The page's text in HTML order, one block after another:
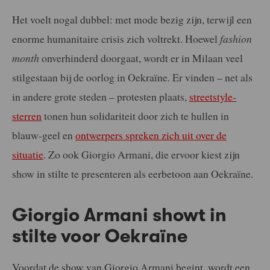
Het voelt nogal dubbel: met mode bezig zijn, terwijl een
enorme humanitaire crisis zich voltrekt. Hoewel fashion
month onverhinderd doorgaat, wordt er in Milaan veel
stilgestaan bij de oorlog in Oekraïne. Er vinden – net als
in andere grote steden – protesten plaats, streetstyle-
sterren tonen hun solidariteit door zich te hullen in
blauw-geel en ontwerpers spreken zich uit over de
situatie. Zo ook Giorgio Armani, die ervoor kiest zijn
show in stilte te presenteren als eerbetoon aan Oekraïne.
Giorgio Armani showt in
stilte voor Oekraïne
Voordat de show van Giorgio Armani begint, wordt een